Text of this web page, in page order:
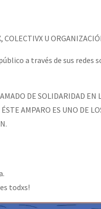
COLECTIVX U
a través de sus redes
DE SOLIDARIDAD
AMPARO ES UNO DE
todxs!